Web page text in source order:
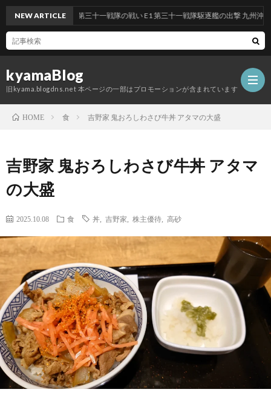
kyamaBlog
旧kyama.blogdns.net 本ページの一部はプロモーションが含まれています
NEW ARTICLE
作戦：反撃！第三十一戦隊の戦い E1 第三十一戦隊駆逐艦の出撃 九州沖/南西諸
HOME 食 吉野家 鬼おろしわさび牛丼 アタマの大盛
吉野家 鬼おろしわさび牛丼 アタマ
の大盛
2025.10.08 食 丼 吉野家 株主優待 高砂